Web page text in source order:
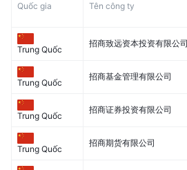
Quốc gia Tên công ty
Trung Quốc
招商致远资本投资有限公司
Trung Quốc
招商基金管理有限公司
Trung Quốc
招商证券投资有限公司
Trung Quốc
招商期货有限公司